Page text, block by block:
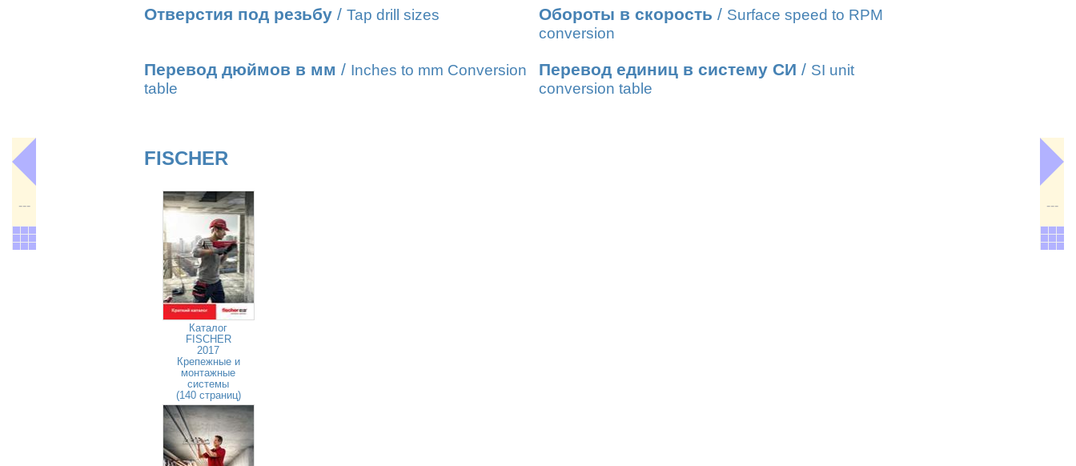
Отверстия под резьбу / Tap drill sizes Обороты в скорость / Surface speed to RPM
conversion
Перевод дюймов в мм / Inches to mm Conversion
table
Перевод единиц в систему СИ / SI unit
conversion table
FISCHER
Каталог
FISCHER
2017
Крепежные и
монтажные
системы
(140 страниц)
--- ---